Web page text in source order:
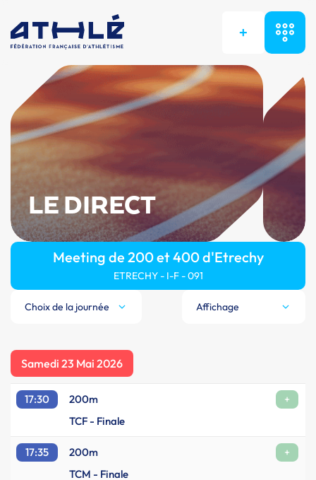
+
LE DIRECT
Meeting de 200 et 400 d'Etrechy
ETRECHY - I-F - 091
Choix de la journée Affichage
Samedi 23 Mai 2026
17:30 200m
+
TCF - Finale
17:35 200m
+
TCM - Finale